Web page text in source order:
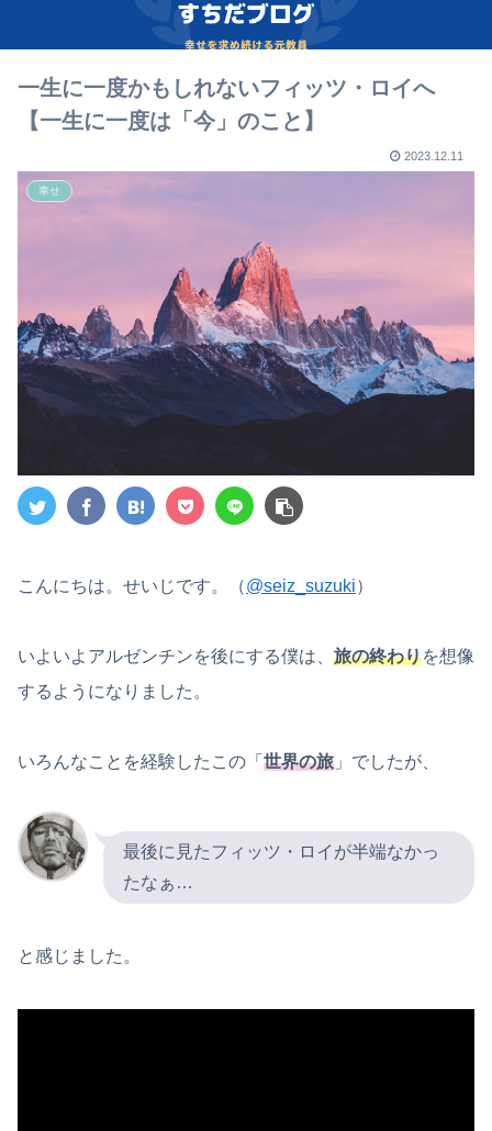
一生に一度かもしれないフィッツ・ロイへ
【一生に一度は「今」のこと】
2023.12.11
幸せ
こんにちは。せいじです。（@seiz_suzuki）
いよいよアルゼンチンを後にする僕は、 旅の終わりを想像
するようになりました。
いろんなことを経験したこの「 世界の旅 」でしたが、
最後に見たフィッツ・ロイが半端なかっ
たなぁ…
と感じました。